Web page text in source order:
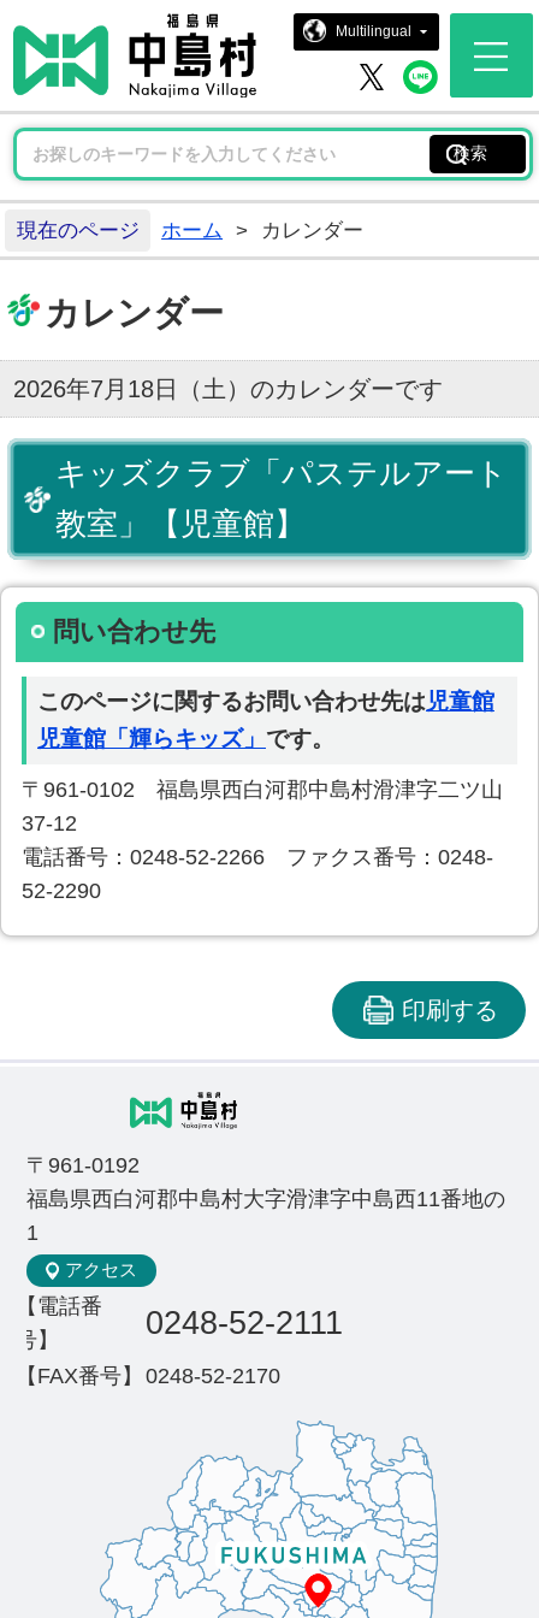
中島村ホ
Multilingual
中島村 X中島
現在のページ ホーム > カレンダー
カレンダー
2026年7月18日（土）のカレンダーです
キッズクラブ「パステルアート
教室」【児童館】
問い合わせ先
このページに関するお問い合わせ先は児童館
児童館「輝らキッズ」 です。
〒961-0102 福島県西白河郡中島村滑津字二ツ山
37-12
電話番号：0248-52-2266 ファクス番号：0248-
52-2290
印刷する
〒961-0192
福島県西白河郡中島村大字滑津字中島西11番地の
1
アクセス
【電話番
号】
0248-52-2111
【FAX番号】 0248-52-2170